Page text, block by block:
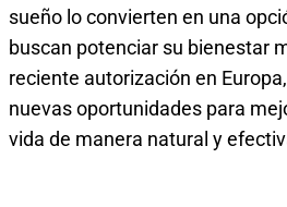
sueño lo convierten en una
buscan potenciar su bienestar
reciente autorización en
nuevas oportunidades para
vida de manera natural y